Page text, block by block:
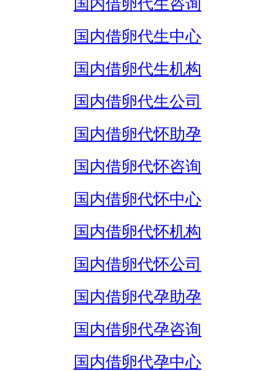
国内借卵代生咨询
国内借卵代生中心
国内借卵代生机构
国内借卵代生公司
国内借卵代怀助孕
国内借卵代怀咨询
国内借卵代怀中心
国内借卵代怀机构
国内借卵代怀公司
国内借卵代孕助孕
国内借卵代孕咨询
国内借卵代孕中心